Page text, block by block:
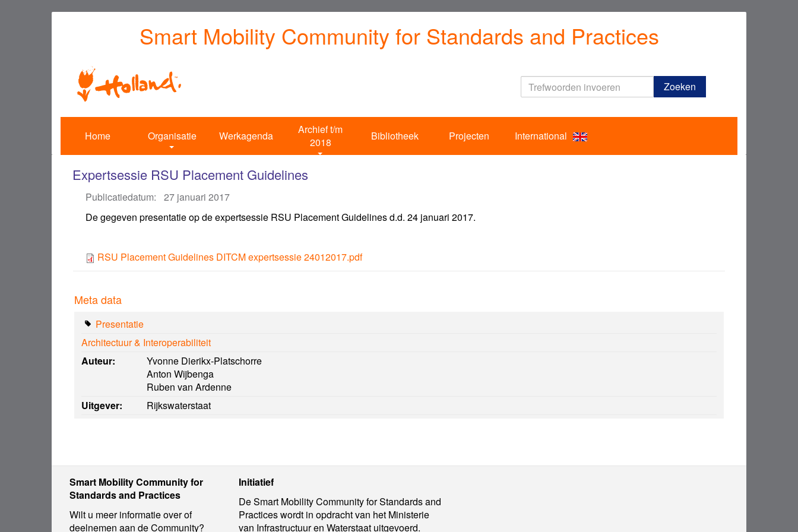
Smart Mobility Community for Standards and Practices
Trefwoorden
invoeren
Zoeken
Home Organisatie Werkagenda
Archief t/m
2018
Bibliotheek Projecten International
Expertsessie RSU Placement Guidelines
Publicatiedatum:
27 januari 2017
De gegeven presentatie op de expertsessie RSU Placement Guidelines d.d. 24 januari 2017.
RSU Placement Guidelines DITCM expertsessie 24012017.pdf
Meta data
Presentatie
Architectuur & Interoperabiliteit
Auteur:
Yvonne Dierikx-Platschorre
Anton Wijbenga
Ruben van Ardenne
Uitgever:
Rijkswaterstaat
Smart Mobility Community for
Standards and Practices
Wilt u meer informatie over of
deelnemen aan de Community?
Initiatief
De Smart Mobility Community for Standards and
Practices wordt in opdracht van het Ministerie
van Infrastructuur en Waterstaat uitgevoerd.